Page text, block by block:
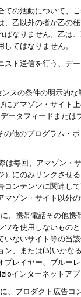
の活動について、
乙以外の者が乙の
ばなりません。乙は
てはなりません。
スト送信を行う、デ
スの条件の明示的
アマゾン・サイト
ータフィードまた
他のプログラム・
は毎回、アマゾン
にのみリンクさせ
ンテンツに関連し
ゾン・サイト以外
、携帯電話その他
を使用しないもの
ないサイト等の当
、または(3)いか
レイヤー、ブルー
インターネットア
、プロダクト広告